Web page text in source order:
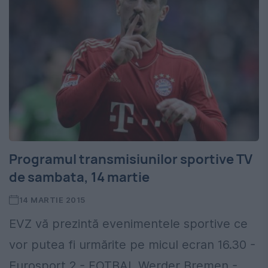
Programul transmisiunilor sportive TV
de sambata, 14 martie
14 MARTIE 2015
EVZ vă prezintă evenimentele sportive ce
vor putea fi urmărite pe micul ecran 16.30 -